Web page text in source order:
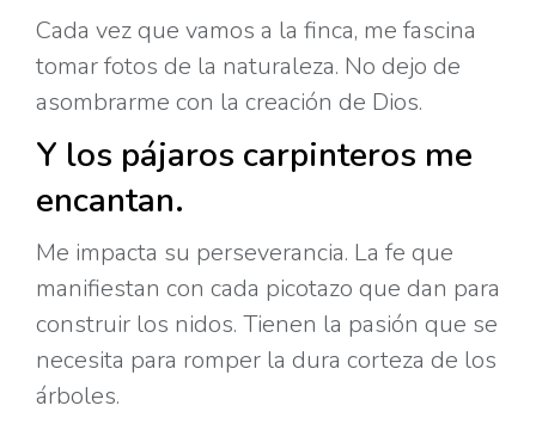
Cada vez que vamos a la finca, me fascina
tomar fotos de la naturaleza. No dejo de
asombrarme con la creación de Dios.
Y los pájaros carpinteros me
encantan.
Me impacta su perseverancia. La fe que
manifiestan con cada picotazo que dan para
construir los nidos. Tienen la pasión que se
necesita para romper la dura corteza de los
árboles.